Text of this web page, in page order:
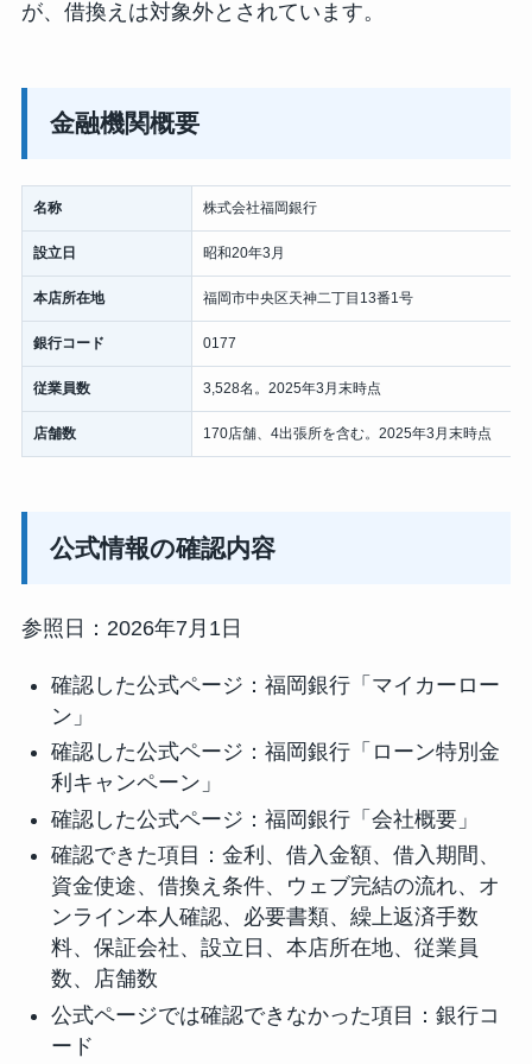
が、借換えは対象外とされています。
金融機関概要
名称 株式会社福岡銀行
設立日 昭和20年3月
本店所在地 福岡市中央区天神二丁目13番1号
銀行コード 0177
従業員数 3,528名。2025年3月末時点
店舗数 170店舗、4出張所を含む。2025年3月末時点
公式情報の確認内容
参照日：2026年7月1日
確認した公式ページ：福岡銀行「マイカーロー
ン」
確認した公式ページ：福岡銀行「ローン特別金
利キャンペーン」
確認した公式ページ：福岡銀行「会社概要」
確認できた項目：金利、借入金額、借入期間、
資金使途、借換え条件、ウェブ完結の流れ、オ
ンライン本人確認、必要書類、繰上返済手数
料、保証会社、設立日、本店所在地、従業員
数、店舗数
公式ページでは確認できなかった項目：銀行コ
ード